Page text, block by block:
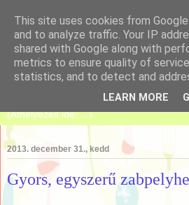
Tanulj meg sütni!
2013. december 31., kedd
Gyors, egyszerű
This site uses cookies from
and to analyze traffic. Your IP
shared with Google along with
metrics to ensure quality of
statistics, and to detect and
LEARN MORE